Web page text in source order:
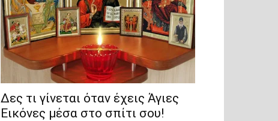
Δες τι γίνεται όταν έχεις Άγιες
Εικόνες μέσα στο σπίτι σου!